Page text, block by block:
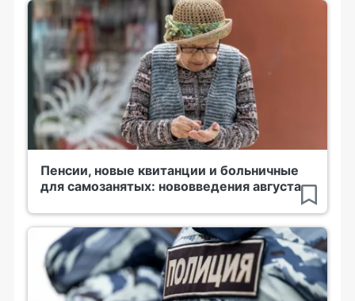
Пенсии, новые квитанции и больничные
для самозанятых: нововведения августа